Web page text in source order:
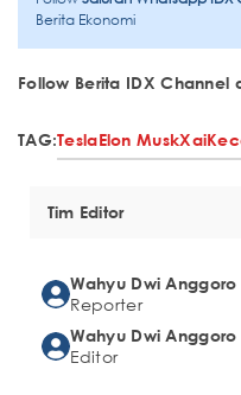
Berita Ekonomi
Follow Berita IDX Channel
TAG:TeslaElon MuskXai
Tim Editor
Wahyu Dwi Anggoro
Reporter
Wahyu Dwi Anggoro
Editor